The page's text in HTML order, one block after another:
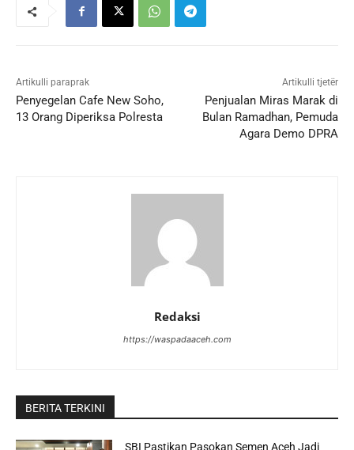
Artikulli paraprak
Penyegelan Cafe New Soho,
13 Orang Diperiksa Polresta
Artikulli tjetër
Penjualan Miras Marak di
Bulan Ramadhan, Pemuda
Agara Demo DPRA
Redaksi
https://waspadaaceh.com
BERITA TERKINI
SBI Pastikan Pasokan Semen Aceh Jadi